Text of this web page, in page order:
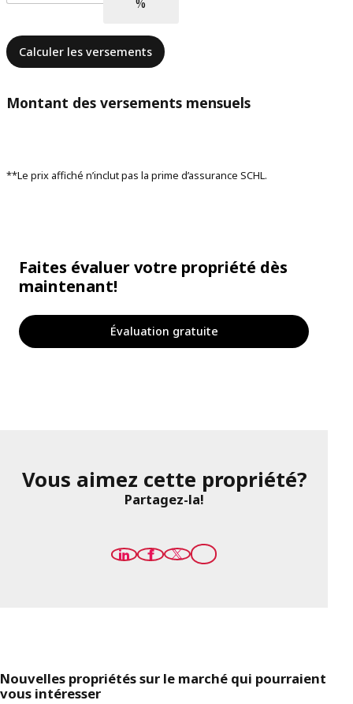
Calculer les versements
Montant des versements mensuels
**Le prix affiché n’inclut pas la prime d’assurance SCHL.
Faites évaluer votre propriété dès
maintenant!
Évaluation gratuite
Vous aimez cette propriété?
Partagez-la!
Nouvelles propriétés sur le marché qui pourraient
vous intéresser